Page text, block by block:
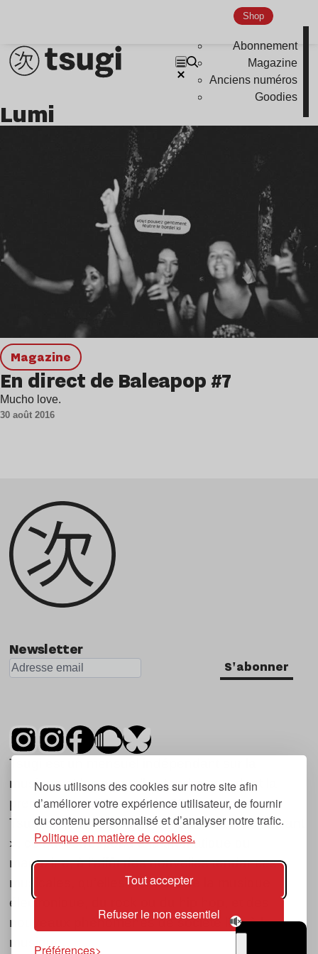
Nous utilisons des cookies sur notre site afin
d’améliorer votre expérience utilisateur, de fournir
du contenu personnalisé et d’analyser notre trafic.
Politique en matière de cookies.
Tout accepter
Refuser le non essentiel
Préférences
Shop
Abonnement
Magazine
Anciens numéros
Goodies
Nu Jazz
Indie
Lumi
magazine
En direct de Baleapop #7
Mucho love.
30 août 2016
Newsletter
S'abonner
Tsugi est un mensuel indépendant sur la
musique et les nouvelles tendances, dont la
première parution date de 2007.
Tsugi en japonais signifie « prochain », « suivant
», ce qui correspond à la thématique du
magazine, à l’affût des nouvelles tendances
musicales, qu’elles viennent de la musique
électronique, du rock ou du hip hop, et des
nouveaux phénomènes de société liés à la
musique.